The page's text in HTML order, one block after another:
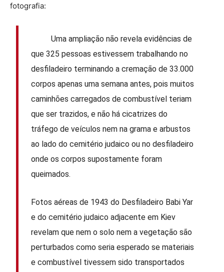
fotografia:
Uma ampliação não revela evidências de
que 325 pessoas estivessem trabalhando no
desfiladeiro terminando a cremação de 33.000
corpos apenas uma semana antes, pois muitos
caminhões carregados de combustível teriam
que ser trazidos, e não há cicatrizes do
tráfego de veículos nem na grama e arbustos
ao lado do cemitério judaico ou no desfiladeiro
onde os corpos supostamente foram
queimados.
Fotos aéreas de 1943 do Desfiladeiro Babi Yar
e do cemitério judaico adjacente em Kiev
revelam que nem o solo nem a vegetação são
perturbados como seria esperado se materiais
e combustível tivessem sido transportados